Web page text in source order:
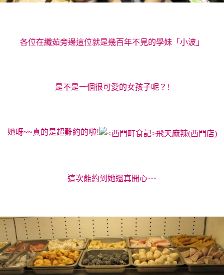
各位在纖茹旁邊這位就是幾百年不見的學妹「小波」
是不是一個很可愛的女孩子呢？!
她呀~~真的是超難約的啦!
這次能約到她還真開心~~